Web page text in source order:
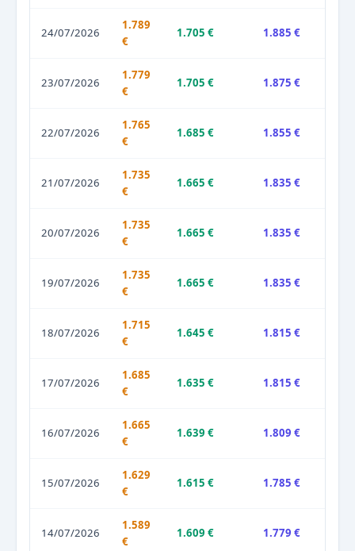
24/07/2026
1.789
€
1.705 € 1.885 €
23/07/2026
1.779
€
1.705 € 1.875 €
22/07/2026
1.765
€
1.685 € 1.855 €
21/07/2026
1.735
€
1.665 € 1.835 €
20/07/2026
1.735
€
1.665 € 1.835 €
19/07/2026
1.735
€
1.665 € 1.835 €
18/07/2026
1.715
€
1.645 € 1.815 €
17/07/2026
1.685
€
1.635 € 1.815 €
16/07/2026
1.665
€
1.639 € 1.809 €
15/07/2026
1.629
€
1.615 € 1.785 €
14/07/2026
1.589
€
1.609 € 1.779 €